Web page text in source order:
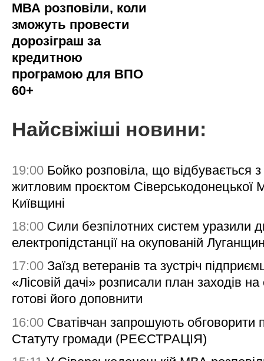
МВА розповіли, коли
зможуть провести
дорозіграш за
кредитною
програмою для ВПО
60+
Найсвіжіші новини:
19:00 Бойко розповіла, що відбувається з
житловим проєктом Сіверськодонецької
Київщині
18:00 Сили безпілотних систем уразили
електропідстанції на окупованій
17:00 Заїзд ветеранів та зустріч
«Лісовій дачі» розписали план заходів на
готові його доповнити
16:00 Сватівчан запрошують обговорити
Статуту громади (РЕЄСТРАЦІЯ)